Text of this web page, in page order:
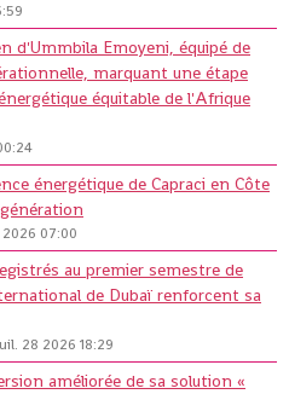
d'Ummbila Emoyeni, équipé de
marquant une étape
équitable de l'Afrique
énergétique de Capraci en Côte
2026 07:00
au premier semestre de
de Dubaï renforcent sa
28 2026 18:29
améliorée de sa solution «